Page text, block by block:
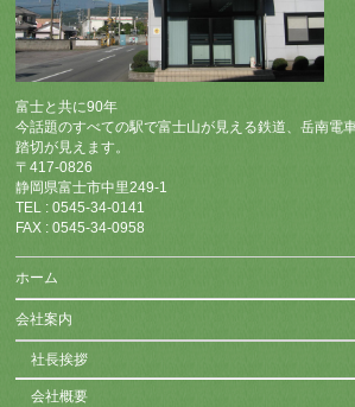
富士と共に90年
今話題のすべての駅で富士山が見える鉄道、岳南電
踏切が見えます。
〒417-0826
静岡県富士市中里249-1
TEL : 0545-34-0141
FAX : 0545-34-0958
ホーム
会社案内
社長挨拶
会社概要